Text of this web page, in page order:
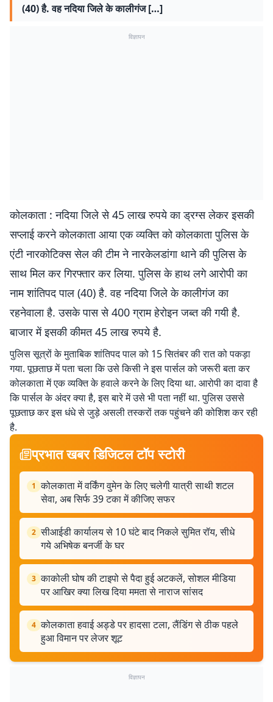
(40) है. वह नदिया जिले के कालीगंज […]
विज्ञापन
कोलकाता : नदिया जिले से 45 लाख रुपये का ड्रग्स लेकर इसकी
सप्लाई करने कोलकाता आया एक व्यक्ति को कोलकाता पुलिस के
एंटी नारकोटिक्स सेल की टीम ने नारकेलडांगा थाने की पुलिस के
साथ मिल कर गिरफ्तार कर लिया. पुलिस के हाथ लगे आरोपी का
नाम शांतिपद पाल (40) है. वह नदिया जिले के कालीगंज का
रहनेवाला है. उसके पास से 400 ग्राम हेरोइन जब्त की गयी है.
बाजार में इसकी कीमत 45 लाख रुपये है.
पुलिस सूत्रों के मुताबिक शांतिपद पाल को 15 सितंबर की रात को पकड़ा
गया. पूछताछ में पता चला कि उसे किसी ने इस पार्सल को जरूरी बता कर
कोलकाता में एक व्यक्ति के हवाले करने के लिए दिया था. आरोपी का दावा है
कि पार्सल के अंदर क्या है, इस बारे में उसे भी पता नहीं था. पुलिस उससे
पूछताछ कर इस धंधे से जुड़े असली तस्करों तक पहुंचने की कोशिश कर रही
है.
प्रभात खबर डिजिटल टॉप स्टोरी
1 कोलकाता में वर्किंग वुमेन के लिए चलेगी यात्री साथी शटल
सेवा, अब सिर्फ 39 टका में कीजिए सफर
2 सीआईडी ​​कार्यालय से 10 घंटे बाद निकले सुमित रॉय, सीधे
गये अभिषेक बनर्जी के घर
3 काकोली घोष की टाइपो से पैदा हुई अटकलें, सोशल मीडिया
पर आखिर क्या लिख दिया ममता से नाराज सांसद
4 कोलकाता हवाई अड्डे पर हादसा टला, लैंडिंग से ठीक पहले
हुआ विमान पर लेजर शूट
विज्ञापन